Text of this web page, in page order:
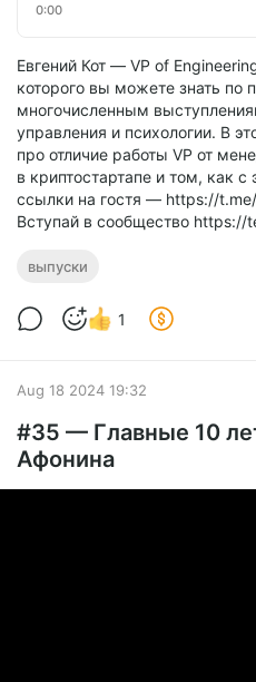
0:00
Евгений Кот — VP of
которого вы можете знать по
многочисленным
управления и психологии. В
про отличие работы VP от
в криптостартапе и том, как
ссылки на гостя — https://
Вступай в сообщество https://
выпуски
1
Aug 18 2024 19:32
#35 — Главные 10
Афонина